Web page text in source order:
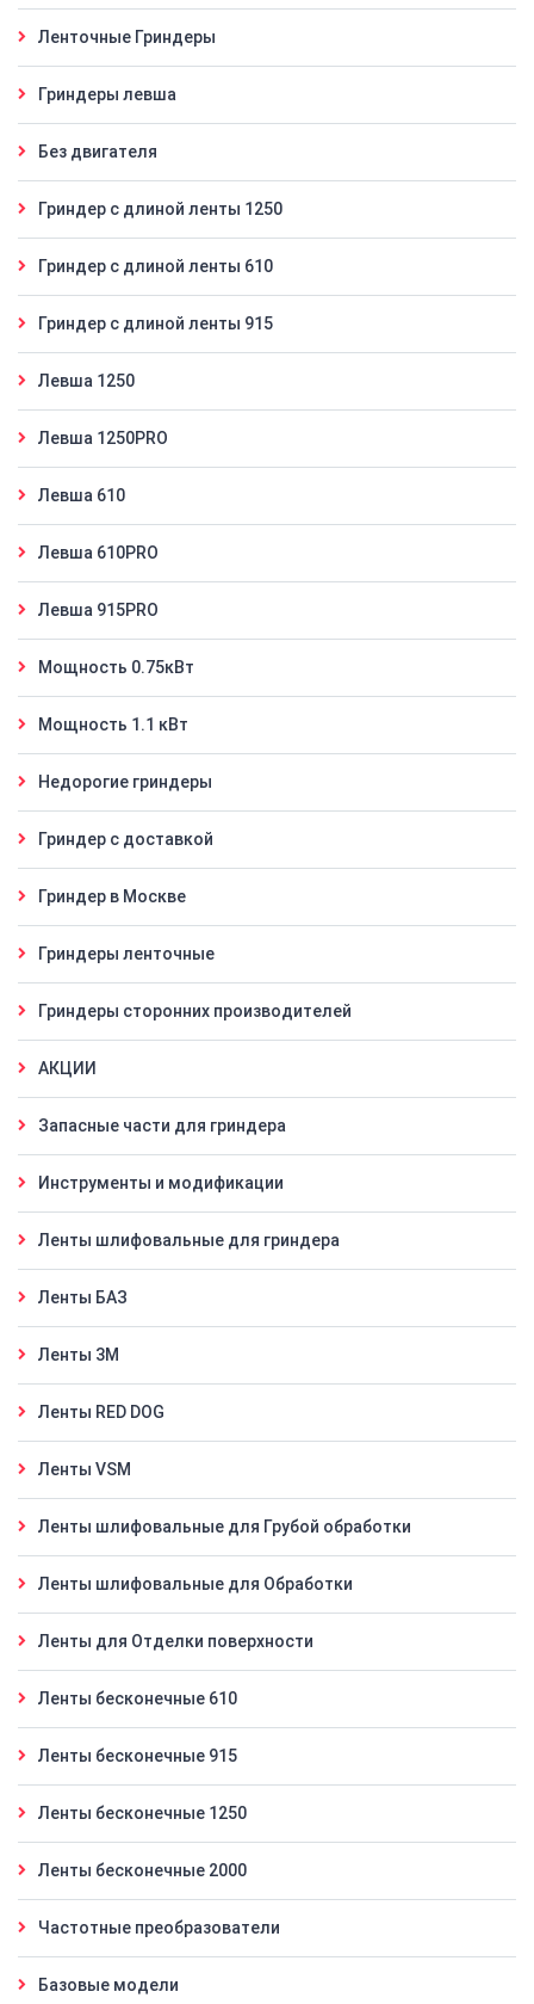
Ленточные Гриндеры
Гриндеры левша
Без двигателя
Гриндер с длиной ленты 1250
Гриндер с длиной ленты 610
Гриндер с длиной ленты 915
Левша 1250
Левша 1250PRO
Левша 610
Левша 610PRO
Левша 915PRO
Мощность 0.75кВт
Мощность 1.1 кВт
Недорогие гриндеры
Гриндер с доставкой
Гриндер в Москве
Гриндеры ленточные
Гриндеры сторонних производителей
АКЦИИ
Запасные части для гриндера
Инструменты и модификации
Ленты шлифовальные для гриндера
Ленты БАЗ
Ленты 3M
Ленты RED DOG
Ленты VSM
Ленты шлифовальные для Грубой обработки
Ленты шлифовальные для Обработки
Ленты для Отделки поверхности
Ленты бесконечные 610
Ленты бесконечные 915
Ленты бесконечные 1250
Ленты бесконечные 2000
Частотные преобразователи
Базовые модели